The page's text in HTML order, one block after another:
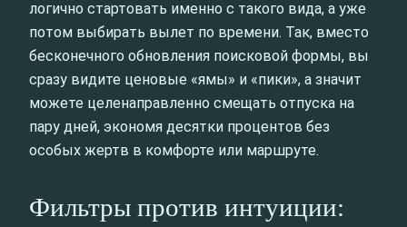
логично стартовать именно с такого вида, а уже
потом выбирать вылет по времени. Так, вместо
бесконечного обновления поисковой формы, вы
сразу видите ценовые «ямы» и «пики», а значит
можете целенаправленно смещать отпуска на
пару дней, экономя десятки процентов без
особых жертв в комфорте или маршруте.
Фильтры против интуиции: